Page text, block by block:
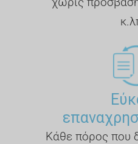
Κάθε πόρος που